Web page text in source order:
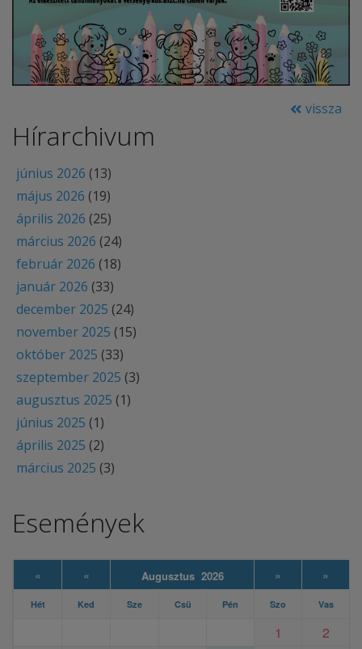
vissza
Hírarchivum
június 2026 (13)
május 2026 (19)
április 2026 (25)
március 2026 (24)
február 2026 (18)
január 2026 (33)
december 2025 (24)
november 2025 (15)
október 2025 (33)
szeptember 2025 (3)
augusztus 2025 (1)
június 2025 (1)
április 2025 (2)
március 2025 (3)
Események
« « Augusztus 2026 » »
Hét Ked Sze Csü Pén Szo Vas
1
2